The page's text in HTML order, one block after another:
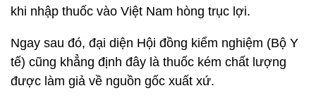
khi nhập thuốc vào Việt Nam hòng trục lợi.
Ngay sau đó, đại diện Hội đồng kiểm nghiệm (Bộ Y
tế) cũng khẳng định đây là thuốc kém chất lượng
được làm giả về nguồn gốc xuất xứ.